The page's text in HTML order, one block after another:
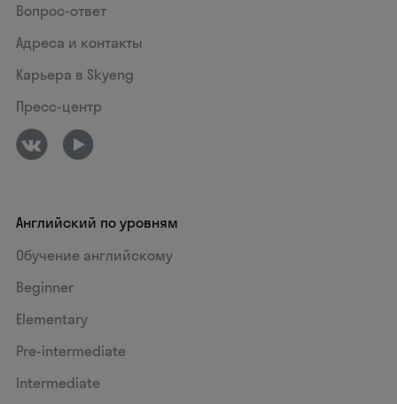
Вопрос-ответ
Адреса и контакты
Карьера в Skyeng
Пресс-центр
Английский по уровням
Обучение английскому
Beginner
Elementary
Pre-intermediate
Intermediate